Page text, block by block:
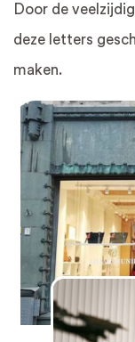
Door de
deze letters
maken.